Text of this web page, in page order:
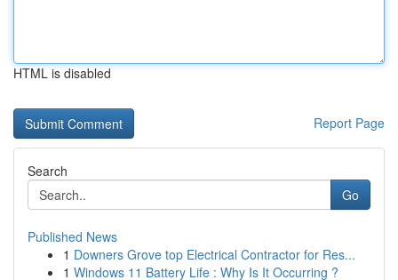
HTML is disabled
Report Page
Search
Go
Published News
1 Downers Grove top Electrical Contractor for Res...
1 Windows 11 Battery Life : Why Is It Occurring ?